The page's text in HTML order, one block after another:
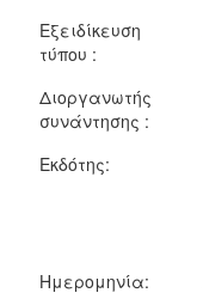
Εξειδίκευση
τύπου :
Διοργανωτής
συνάντησης :
Εκδότης:
Ημερομηνία: